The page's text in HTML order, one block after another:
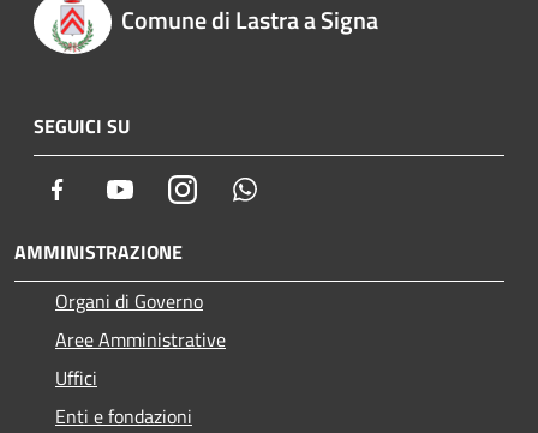
Comune di Lastra a Signa
SEGUICI SU
Facebook YoutubeInstagram
AMMINISTRAZIONE
Organi di Governo
Aree Amministrative
Uffici
Enti e fondazioni